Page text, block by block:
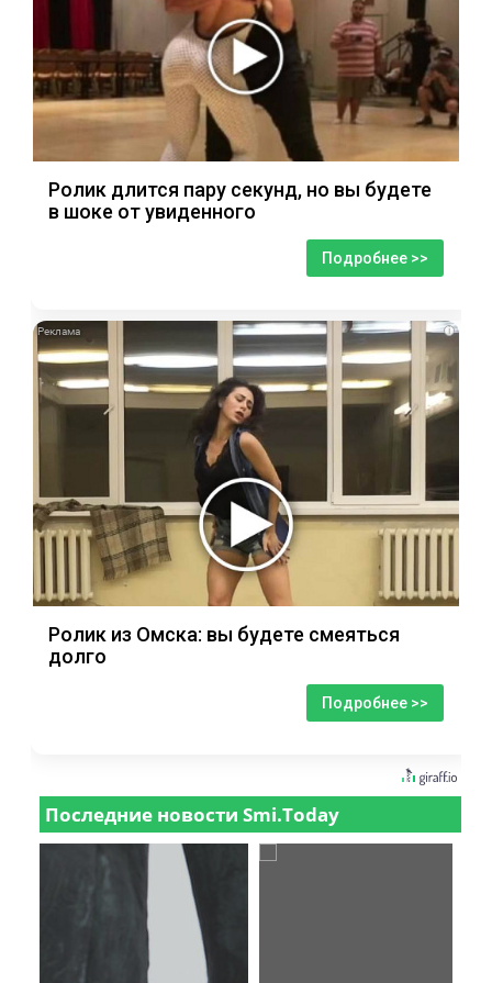
Ролик длится пару секунд, но вы будете
в шоке от увиденного
Подробнее >>
i
Ролик из Омска: вы будете смеяться
долго
Подробнее >>